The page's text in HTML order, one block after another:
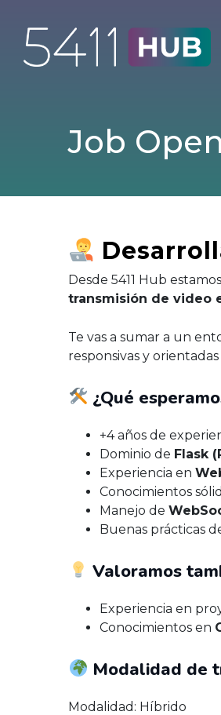
content
Job
Desde 5411 Hub
transmisión de video
Te vas a sumar a un
responsivas y
¿Qué
+4 años de
Dominio de Flask
Experiencia en
Conocimientos
Manejo de
Buenas prácticas
Valoramos
Experiencia en
Conocimientos en
Modalidad de
Modalidad: Híbrido